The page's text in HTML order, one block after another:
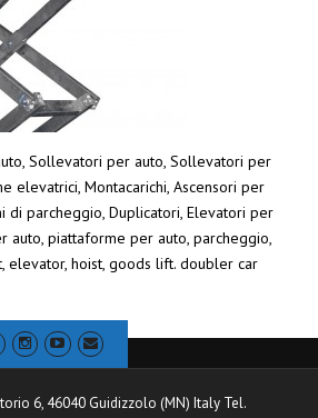
Sollevatori per auto, Sollevatori per
elevatrici, Montacarichi, Ascensori per
di parcheggio, Duplicatori, Elevatori per
auto, piattaforme per auto, parcheggio,
elevator, hoist, goods lift. doubler car
6, 46040 Guidizzolo (MN) Italy Tel.